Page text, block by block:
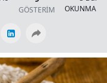
GÖSTERİM
OKUNMA